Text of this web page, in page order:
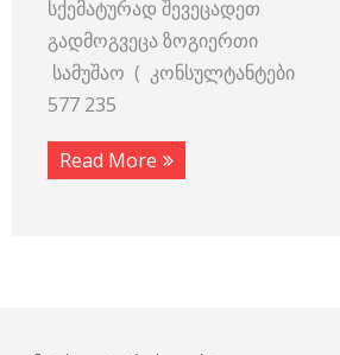
სქემატურად შევეცადეთ
გადმოგვეცა ზოგიერთი
სამუშაო ( კონსულტანტები
577 235
Read More